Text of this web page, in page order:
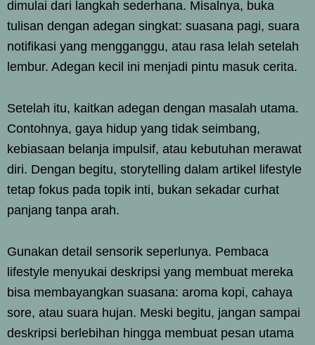
dimulai dari langkah sederhana. Misalnya, buka
tulisan dengan adegan singkat: suasana pagi, suara
notifikasi yang mengganggu, atau rasa lelah setelah
lembur. Adegan kecil ini menjadi pintu masuk cerita.
Setelah itu, kaitkan adegan dengan masalah utama.
Contohnya, gaya hidup yang tidak seimbang,
kebiasaan belanja impulsif, atau kebutuhan merawat
diri. Dengan begitu, storytelling dalam artikel lifestyle
tetap fokus pada topik inti, bukan sekadar curhat
panjang tanpa arah.
Gunakan detail sensorik seperlunya. Pembaca
lifestyle menyukai deskripsi yang membuat mereka
bisa membayangkan suasana: aroma kopi, cahaya
sore, atau suara hujan. Meski begitu, jangan sampai
deskripsi berlebihan hingga membuat pesan utama